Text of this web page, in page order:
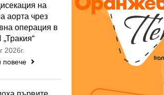
на
аорта чрез
операция в
2026г.
повече